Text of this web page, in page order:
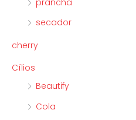
secador
cherry
Cílios
Beautify
Cola